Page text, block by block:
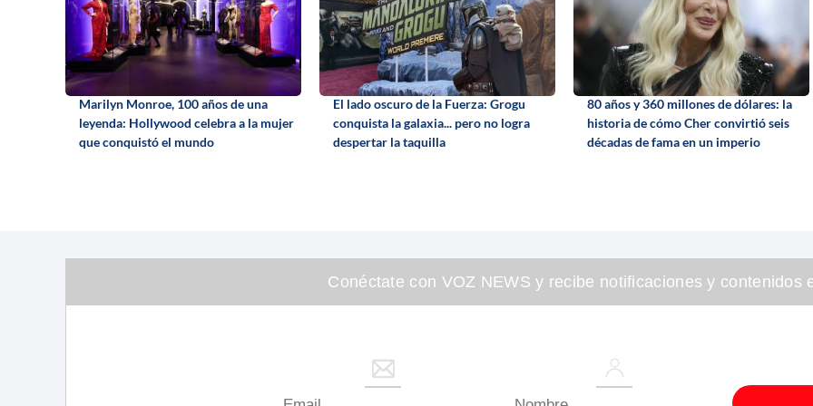
Marilyn Monroe, 100 años de una
leyenda: Hollywood celebra a la mujer
que conquistó el mundo
El lado oscuro de la Fuerza: Grogu
conquista la galaxia... pero no logra
despertar la taquilla
80 años y 360 millones de dólares: la
historia de cómo Cher convirtió seis
décadas de fama en un imperio
Conéctate con VOZ NEWS y recibe notificaciones y contenidos